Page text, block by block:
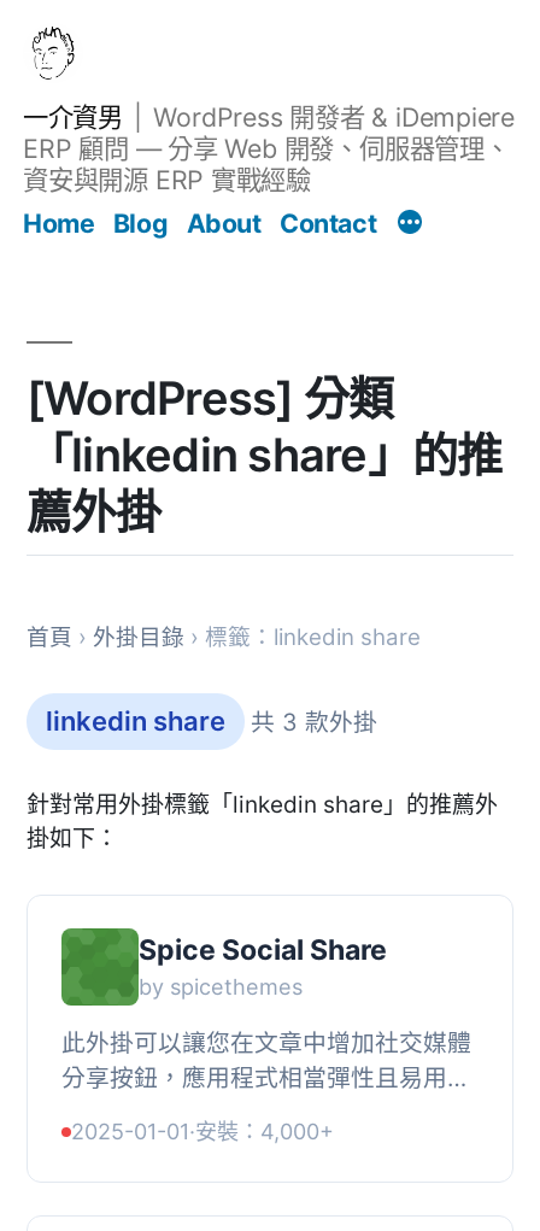
一介資男
WordPress 開發者 & iDempiere
ERP 顧問 — 分享 Web 開發、伺服器管理、
資安與開源 ERP 實戰經驗
Home
Blog About Contact
[WordPress] 分類
「linkedin share」的推
薦外掛
首頁 › 外掛目錄 › 標籤：linkedin share
linkedin share 共 3 款外掛
針對常用外掛標籤「linkedin share」的推薦外
掛如下：
Spice Social Share
by spicethemes
此外掛可以讓您在文章中增加社交媒體
分享按鈕，應用程式相當彈性且易用。,
Twitter、LinkedIn、Email、Pinterest
等社交媒體分享...
2025-01-01·安裝：4,000+
文章